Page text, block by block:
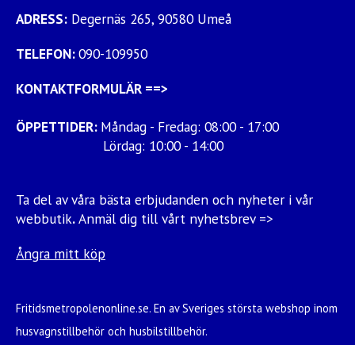
ADRESS: Degernäs 265, 90580 Umeå
TELEFON:090-109950
KONTAKTFORMULÄR ==>
ÖPPETTIDER: Måndag - Fredag: 08:00 - 17:00
Lördag: 10:00 - 14:00
Ta del av våra bästa erbjudanden och nyheter i vår
webbutik.Anmäl dig till vårt nyhetsbrev =>
Ångra mitt köp
Fritidsmetropolenonline.se. En av Sveriges största webshop inom
husvagnstillbehör och husbilstillbehör.